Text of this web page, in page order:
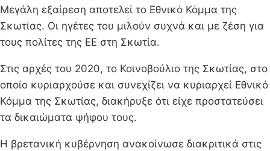
Μεγάλη εξαίρεση αποτελεί το Εθνικό Κόμμα της
Σκωτίας. Οι ηγέτες του μιλούν συχνά και με ζέση για
τους πολίτες της ΕΕ στη Σκωτία.
Στις αρχές του 2020, το Κοινοβούλιο της Σκωτίας, στο
οποίο κυριαρχούσε και συνεχίζει να κυριαρχεί Εθνικό
Κόμμα της Σκωτίας, διακήρυξε ότι είχε προστατεύσει
τα δικαιώματα ψήφου τους.
Η βρετανική κυβέρνηση ανακοίνωσε διακριτικά στις